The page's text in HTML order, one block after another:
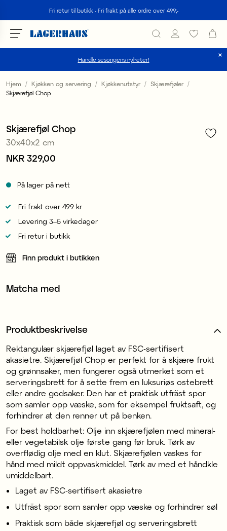
Fri retur til butikk - Fri frakt på alle ordre over 499;-
Handle sesongens nyheter!
velg språk / valuta
NO / NKR
Hjem Kjøkken og servering Kjøkkenutstyr
Skjærefjøler
Skjærefjøl Chop
Skjærefjøl Chop
30x40x2 cm
Pris :NKR 329,00
NKR 329,00
På lager på nett
Fri frakt over 499 kr
Levering 3–5 virkedager
Fri retur i butikk
Finn produkt i butikken
Matcha med
Produktbeskrivelse
Rektangulær skjærefjøl laget av FSC-sertifisert
akasietre. Skjærefjøl Chop er perfekt for å skjære frukt
og grønnsaker, men fungerer også utmerket som et
serveringsbrett for å sette frem en luksuriøs ostebrett
eller andre godsaker. Den har et praktisk utfräst spor
som samler opp væske, som for eksempel fruktsaft, og
forhindrer at den renner ut på benken.
For best holdbarhet: Olje inn skjærefjølen med mineral-
eller vegetabilsk olje første gang før bruk. Tørk av
overflødig olje med en klut. Skjærefjølen vaskes for
hånd med mildt oppvaskmiddel. Tørk av med et håndkle
umiddelbart.
Laget av FSC-sertifisert akasietre
Utfräst spor som samler opp væske og forhindrer søl
Praktisk som både skjærefjøl og serveringsbrett